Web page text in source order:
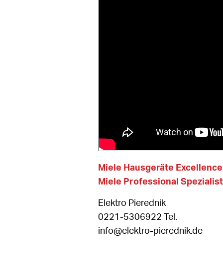
Miele Hausgeräte
Miele Professional
Elektro Pierednik
0221-5306922 Tel.
info@elektro-pierednik.de